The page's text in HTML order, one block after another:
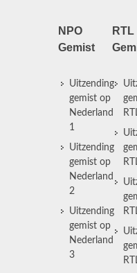
NPO
Gemist
Uitzending
gemist op
Nederland
1
Uitzending
gemist op
Nederland
2
Uitzending
gemist op
Nederland
3
RTL